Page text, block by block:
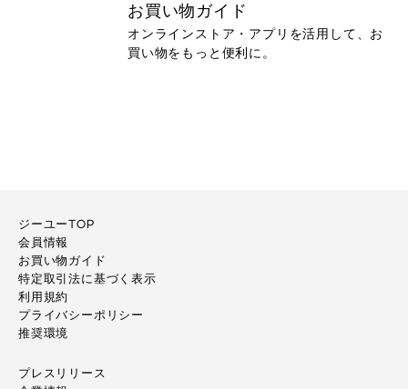
お買い物ガイド
オンラインストア・アプリを活用して、お
買い物をもっと便利に。
ジーユーTOP
会員情報
お買い物ガイド
特定取引法に基づく表示
利用規約
プライバシーポリシー
推奨環境
プレスリリース